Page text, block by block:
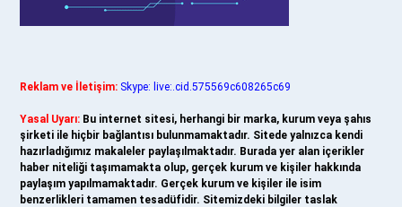
Reklam ve İletişim: Skype: live:.cid.575569c608265c69
Yasal Uyarı: Bu internet sitesi, herhangi bir marka, kurum veya şahıs
şirketi ile hiçbir bağlantısı bulunmamaktadır. Sitede yalnızca kendi
hazırladığımız makaleler paylaşılmaktadır. Burada yer alan içerikler
haber niteliği taşımamakta olup, gerçek kurum ve kişiler hakkında
paylaşım yapılmamaktadır. Gerçek kurum ve kişiler ile isim
benzerlikleri tamamen tesadüfidir. Sitemizdeki bilgiler taslak